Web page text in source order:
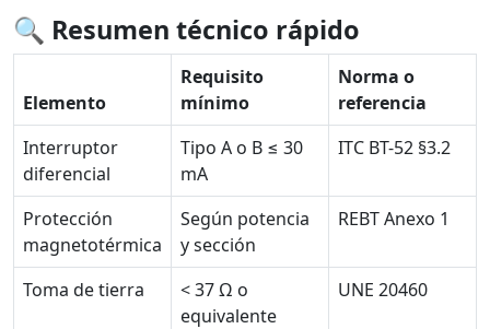
🔍 Resumen técnico rápido
Elemento
Requisito
mínimo
Norma o
referencia
Interruptor
diferencial
Tipo A o B ≤ 30
mA
ITC BT-52 §3.2
Protección
magnetotérmica
Según potencia
y sección
REBT Anexo 1
Toma de tierra
< 37 Ω o
equivalente
UNE 20460